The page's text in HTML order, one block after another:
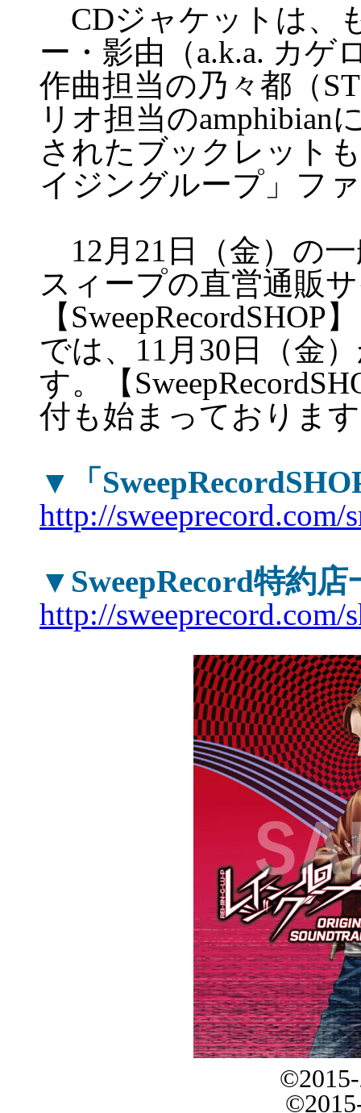
CDジャケットは、
ー・影由（a.k.a. カゲ
作曲担当の乃々都（
リオ担当のamphibian
されたブックレット
イジングループ」フ
12月21日（金）の
スィープの直営通販
【SweepRecordSHOP
では、11月30日（金
す。【
付も始まっておりま
▼「
http://sweeprecord.com/
▼SweepRecord特約店
http://sweeprecord.com/